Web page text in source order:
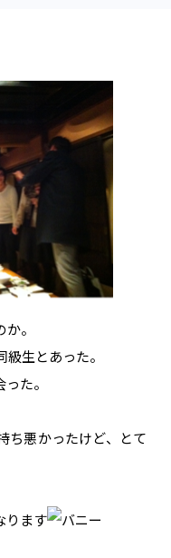
。
生とあった。
た。
ち悪かったけど、とて
ります